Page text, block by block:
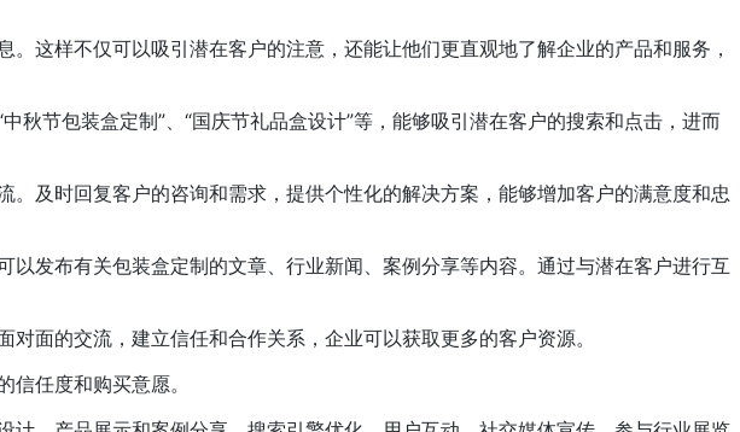
这样不仅可以吸引潜在客户的注意，还能让他们更直观地了解企业的产品和服务，
节包装盒定制”、“国庆节礼品盒设计”等，能够吸引潜在客户的搜索和点击，进而
及时回复客户的咨询和需求，提供个性化的解决方案，能够增加客户的满意度和忠
发布有关包装盒定制的文章、行业新闻、案例分享等内容。通过与潜在客户进行互
面的交流，建立信任和合作关系，企业可以获取更多的客户资源。
任度和购买意愿。